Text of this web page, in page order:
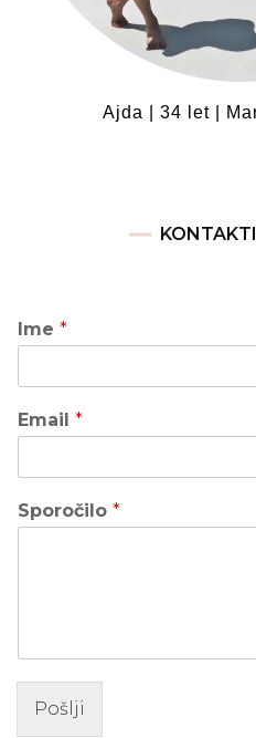
Ajda | 34 let |
Ime *
Email *
Sporočilo *
Pošlji